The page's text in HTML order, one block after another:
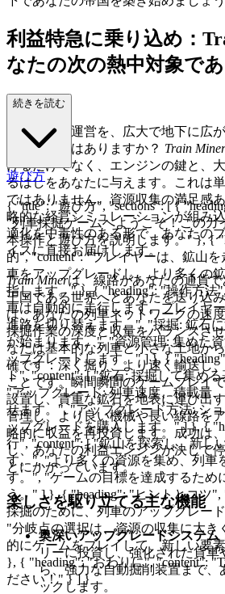
利益特急に乗り込め：
なたの次の熱中対象で
由
質素な鉄道運営を、広大で地下に広
夢見たことはありますか？ Train Miner
けるだけでなく、エンジンの鍵と、
るはしをあなたに与えます。これは
ではありません。資源収集の満足感
略的な経営シミュレーションが組み
適化を中毒性のある形で、あなたの
イスに直接お届けします。
Train Minerは、線路があなたの通貨
王国である世界へとあなたを送り込
は、あなたの列車ネットワークの速
採掘作業の深度と収量をバランスさ
なたは基本的な列車と小さな土地か
確です：深く掘り、より速く輸送し
ことです。瞬間瞬間のゲームプレイ
設置し、貴重な鉱石を地表に運び出
管理し、より良い機械や長い線路を
略的に収益を再投資します。成功は
し、あなたの利益エンジンが決して
とにかかっています。
楽しさを駆り立てる主な機能
奥深いアップグレードシステム
リーに投資し、強化された貨車
ら、強力な自動掘削装置まで、
ックします。
続きを読む
遊び方
{ "title": "遊び方", "sections": [ {
"列車採掘ゲームへようこそ！このガ
本操作と遊び方を説明します。" }, {
的", "content": "プレイヤーは、鉱山
車をアップグレードし、より多くの
指します。" }, { "heading": "操作方法
車は自動的に走行します。プレイヤ
進路を切り替えます。", "採掘: 鉱石
が始まります。", "資源管理: 集めた
ップグレードします。" ] }, {
ド", "content": [ "鉱石: 採掘して集め
"アップグレード: 列車速度、積載量
せます。", "アップグレード方法: シ
ップグレードを購入します。" ] }, {
行", "content": [ "鉱山を探索し、新し
す。", "より多くの資源を集め、列車
す。", "ゲームの目標を達成するため
う。" ] }, { "heading": "ヒントとコツ",
採掘のために、列車のアップグレー
"分岐点の選択は、資源の収集に大き
的にゲームをプレイして、新しい要
}, { "heading": "おわりに", "content":
ださい！" } ] }